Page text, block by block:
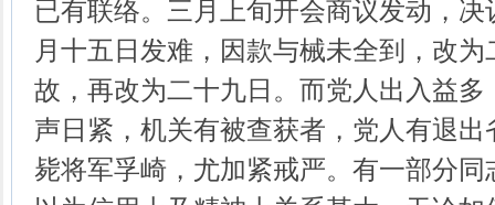
已有联络。三月上旬开会商议发动，
月十五日发难，因款与械未全到，改
故，再改为二十九日。而党人出入益
声日紧，机关有被查获者，党人有退
毙将军孚崎，尤加紧戒严。有一部分